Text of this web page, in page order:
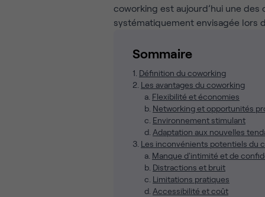
coworking est aujourd’hui une
systématiquement envisagée lors
Sommaire
1. Définition du coworking
2. Les avantages du coworking
a. Flexibilité et économies
b. Networking et opportunités
c. Environnement stimulant
d. Adaptation aux nouvelles
3. Les inconvénients potentiels du
a. Manque d'intimité et de
b. Distractions et bruit
c. Limitations pratiques
d. Accessibilité et coût